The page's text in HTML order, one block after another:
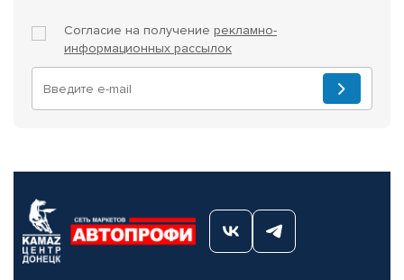
Согласие на получение рекламно-
информационных рассылок